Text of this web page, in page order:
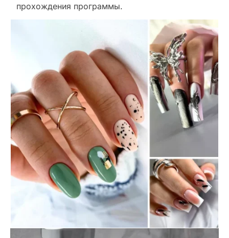
прохождения программы.